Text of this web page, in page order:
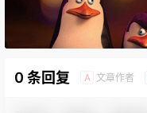
0 条回复 A 文章作者